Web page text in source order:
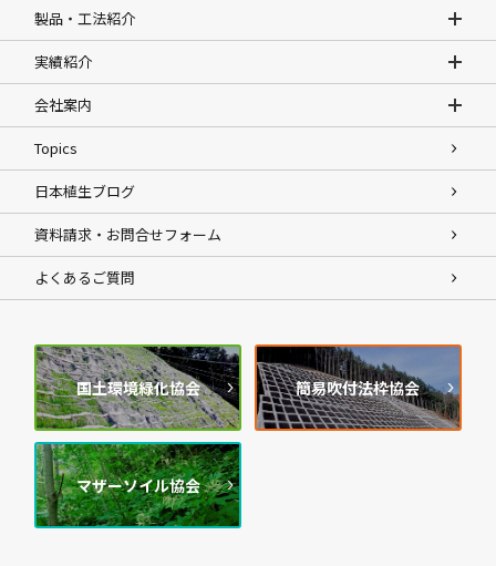
製品・工法紹介
実績紹介
会社案内
Topics
日本植生ブログ
資料請求・お問合せフォーム
よくあるご質問
国土環境緑化協会 簡易吹付法枠協会
マザーソイル協会